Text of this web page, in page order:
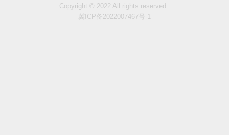
Copyright © 2022 All rights reserved.
冀ICP备2022007467号-1